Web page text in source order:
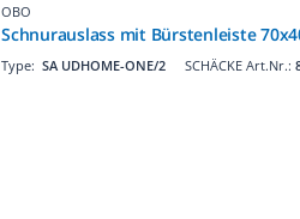
OBO
Schnurauslass mit Bürstenleiste
SCHÄCKE Art.Nr.:
Type: SA UDHOME-ONE/2